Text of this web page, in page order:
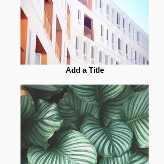
Add a Title